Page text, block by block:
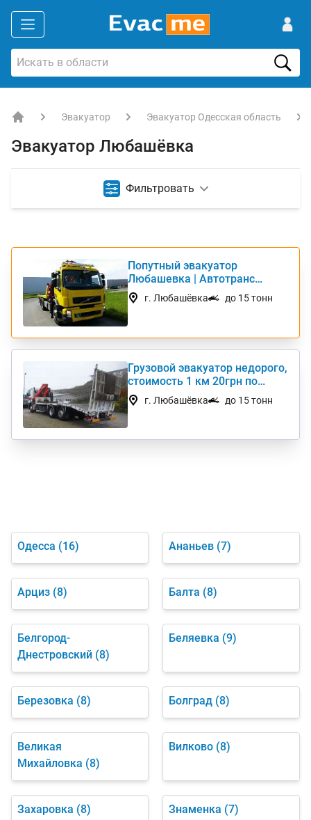
Эвакуатор Эвакуатор Одесская область
Эвакуатор Любашёвка
Фильтровать
ТОП
Попутный эвакуатор
Любашевка | Автотранс
Интернешнл
г. Любашёвка до 15 тонн
Грузовой эвакуатор недорого,
стоимость 1 км 20грн по
Украине
г. Любашёвка до 15 тонн
Одесса (16) Ананьев (7)
Арциз (8) Балта (8)
Белгород-
Днестровский (8)
Беляевка (9)
Березовка (8) Болград (8)
Великая
Михайловка (8)
Вилково (8)
Захаровка (8) Знаменка (7)